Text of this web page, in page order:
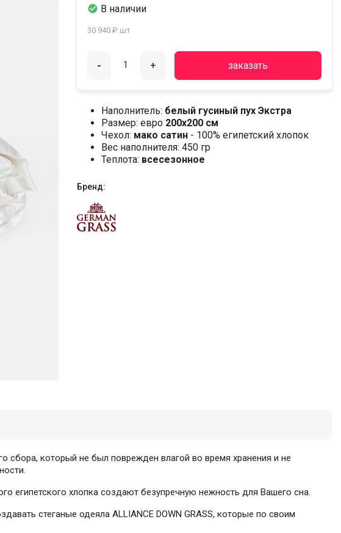
 В наличии
30 940 ₽ шт
- + заказать
Наполнитель: белый гусиный пух Экстра
Размер: евро 200х200 см
Чехол: мако сатин - 100% египетский хлопок
Вес наполнителя: 450 гр
Теплота: всесезонное
Бренд:
сбора, который не был поврежден влагой во время хранения и не
египетского хлопка создают безупречную нежность для Вашего сна.
стеганые одеяла ALLIANCE DOWN GRASS, которые по своим